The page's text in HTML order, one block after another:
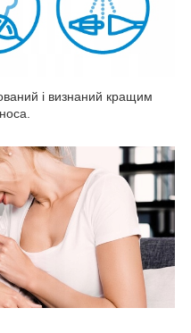
і визнаний кращим